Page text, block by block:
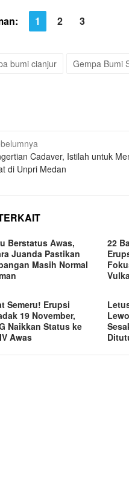
1 2 3
bumi cianjur Gempa Bumi
Cadaver, Istilah untuk
di Unpri Medan
Berstatus Awas,
Juanda Pastikan
Masih Normal
22
Semeru! Erupsi
19 November,
Naikkan Status ke
Awas